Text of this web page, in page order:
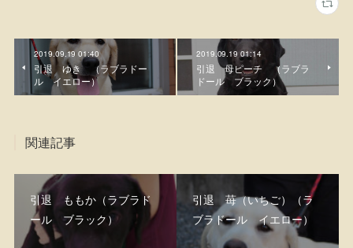
2019.09.19 01:40
引退 ゆき （ラブラドー
ル イエロー）
2019.09.19 01:14
引退 母ピーチ （ラブラ
ドール ブラック）
関連記事
引退 ももか（ラブラド
ール ブラック）
引退 苺（いちご）（ラ
ブラドール イエロー）